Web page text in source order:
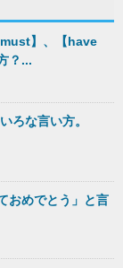
】、【have
？...
ろな言い方。
おめでとう」と言